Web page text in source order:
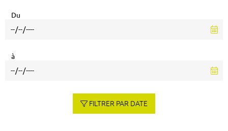
Du
à
FILTRER PAR DATE